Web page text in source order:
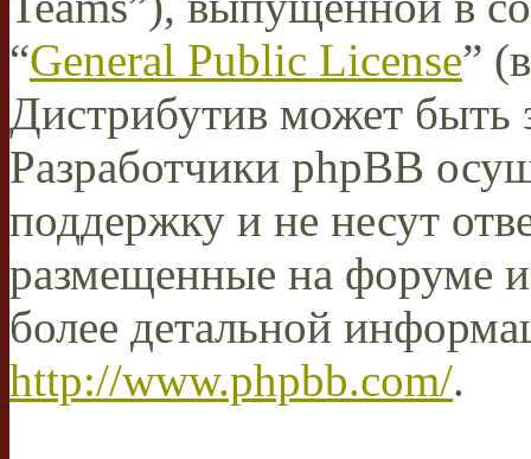
“General Public License”
Дистрибутив может быть
Разработчики phpBB
поддержку и не несут
размещенные на форуме
более детальной
http://www.phpbb.com/.